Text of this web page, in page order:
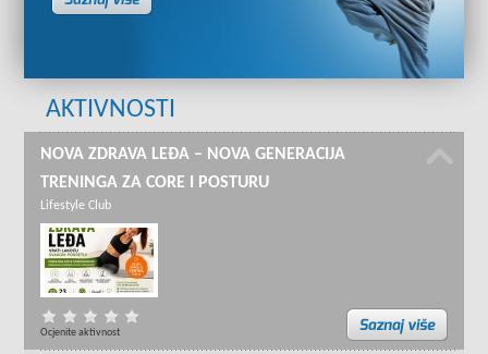
AKTIVNOSTI
NOVA ZDRAVA LEĐA – NOVA GENERACIJA
TRENINGA ZA CORE I POSTURU
Lifestyle Club
Ocjenite aktivnost